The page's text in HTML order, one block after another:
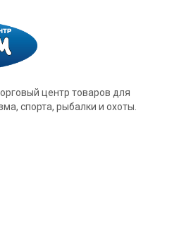
центр товаров для
спорта, рыбалки и охоты.